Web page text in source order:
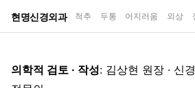
현명신경외과 척추 두통 어지러움 외상
의학적 검토 · 작성: 김상현 원장 · 신